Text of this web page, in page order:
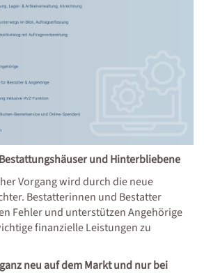
und Hinterbliebene
Vorgang wird durch die neue
Bestatterinnen und Bestatter
Fehler und unterstützen Angehörige
finanzielle Leistungen zu
neu auf dem Markt und nur bei